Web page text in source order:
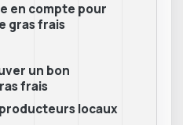
en compte pour
gras frais
un bon
frais
locaux